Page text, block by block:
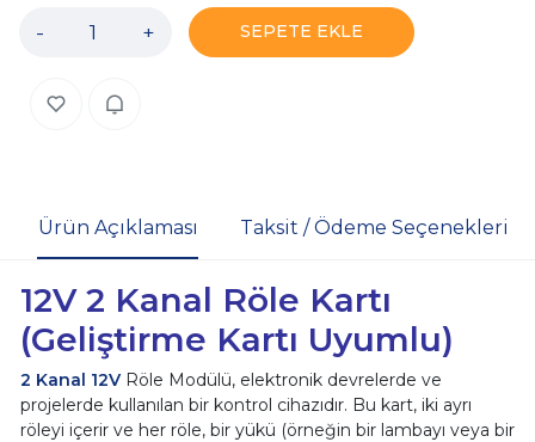
- + SEPETE EKLE
Ürün Açıklaması Taksit / Ödeme Seçenekleri
12V 2 Kanal Röle Kartı
(Geliştirme Kartı Uyumlu)
2 Kanal 12VRöle Modülü, elektronik devrelerde ve
projelerde kullanılan bir kontrol cihazıdır. Bu kart, iki ayrı
röleyi içerir ve her röle, bir yükü (örneğin bir lambayı veya bir